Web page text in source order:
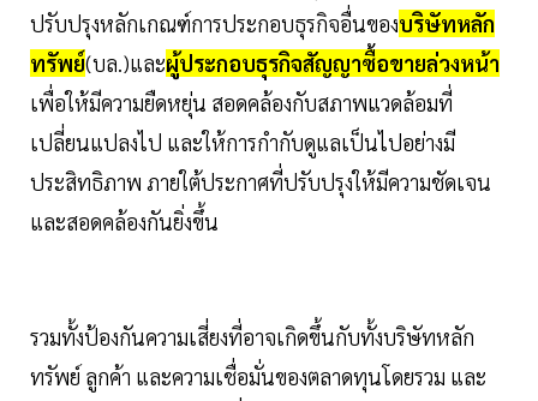
ปรับปรุงหลักเกณฑ์การประกอบธุรกิจอื่นของบริษัทหลัก
ทรัพย์(บล.)และผู้ประกอบธุรกิจสัญญาซื้อขายล่วงหน้า
เพื่อให้มีความยืดหยุ่น สอดคล้องกับสภาพแวดล้อมที่
เปลี่ยนแปลงไป และให้การกำกับดูแลเป็นไปอย่างมี
ประสิทธิภาพ ภายใต้ประกาศที่ปรับปรุงให้มีความชัดเจน
และสอดคล้องกันยิ่งขึ้น
รวมทั้งป้องกันความเสี่ยงที่อาจเกิดขึ้นกับทั้งบริษัทหลัก
ทรัพย์ ลูกค้า และความเชื่อมั่นของตลาดทุนโดยรวม และ